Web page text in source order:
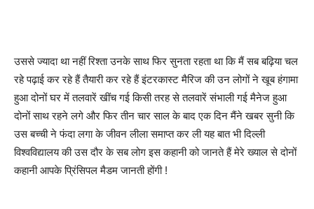
उससे ज्यादा था नहीं रिश्ता उनके साथ फिर सुनता रहता था कि मैं सब बढ़िया चल
रहे पढ़ाई कर रहे हैं तैयारी कर रहे हैं इंटरकास्ट मैरिज की उन लोगों ने खूब हंगामा
हुआ दोनों घर में तलवारें खींच गई किसी तरह से तलवारें संभाली गई मैनेज हुआ
दोनों साथ रहने लगे और फिर तीन चार साल के बाद एक दिन मैंने खबर सुनी कि
उस बच्ची ने फंदा लगा के जीवन लीला समाप्त कर ली यह बात भी दिल्ली
विश्वविद्यालय की उस दौर के सब लोग इस कहानी को जानते हैं मेरे ख्याल से दोनों
कहानी आपके प्रिंसिपल मैडम जानती होंगी !